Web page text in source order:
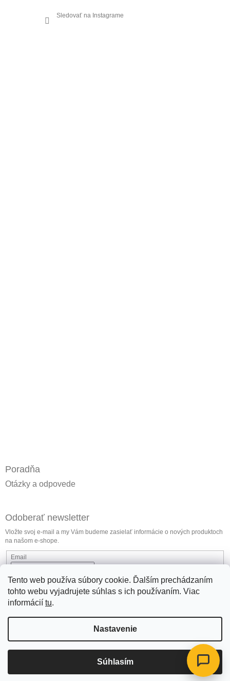
Tento web používa súbory cookie. Ďalším prechádzaním
tohto webu vyjadrujete súhlas s ich používaním. Viac
informácií tu.
Nastavenie
Súhlasím
Sledovať na Instagrame
Poradňa
Otázky a odpovede
Odoberať newsletter
Vložte svoj e-mail a my Vám budeme zasielať informácie o nových produktoch
na našom e-shope.
Email
Vložením e-mailu súhlasíte spodmienkami ochrany osobných údajov
Prihlásiť sa
. Všetky práva vyhradené.